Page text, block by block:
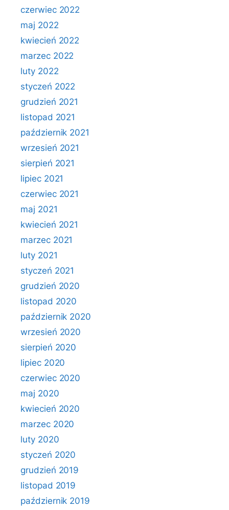
czerwiec 2022
maj 2022
kwiecień 2022
marzec 2022
luty 2022
styczeń 2022
grudzień 2021
listopad 2021
październik 2021
wrzesień 2021
sierpień 2021
lipiec 2021
czerwiec 2021
maj 2021
kwiecień 2021
marzec 2021
luty 2021
styczeń 2021
grudzień 2020
listopad 2020
październik 2020
wrzesień 2020
sierpień 2020
lipiec 2020
czerwiec 2020
maj 2020
kwiecień 2020
marzec 2020
luty 2020
styczeń 2020
grudzień 2019
listopad 2019
październik 2019